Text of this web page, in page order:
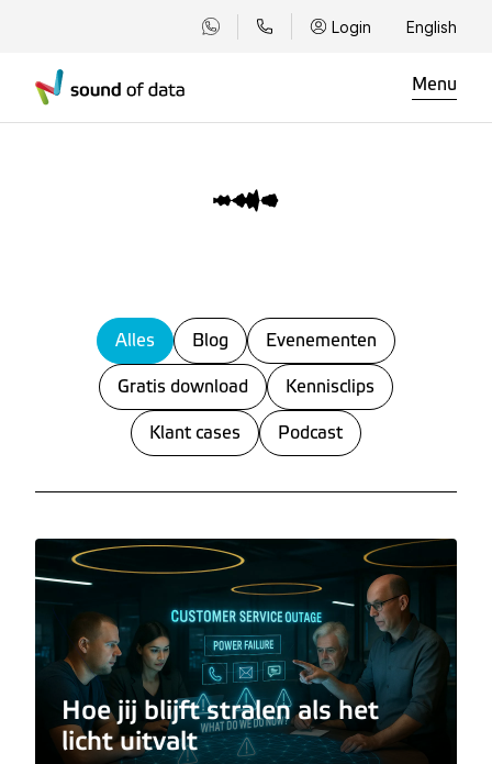
Login English
Menu
Alles Blog Evenementen
Gratis download Kennisclips
Klant cases Podcast
Hoe jij blijft stralen als het
licht uitvalt